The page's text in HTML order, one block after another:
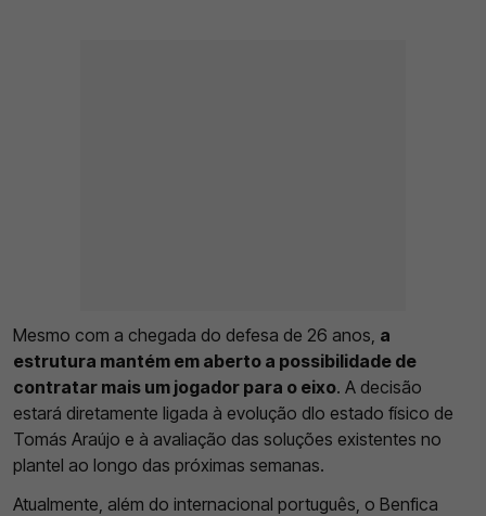
Mesmo com a chegada do defesa de 26 anos, a
estrutura mantém em aberto a possibilidade de
contratar mais um jogador para o eixo. A decisão
estará diretamente ligada à evolução dlo estado físico de
Tomás Araújo e à avaliação das soluções existentes no
plantel ao longo das próximas semanas.
Atualmente, além do internacional português, o Benfica